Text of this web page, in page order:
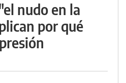
nudo en la
por qué